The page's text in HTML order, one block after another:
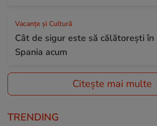
Vacanțe și Cultură
Cât de sigur este să călătorești în
Spania acum
Citește mai multe
TRENDING